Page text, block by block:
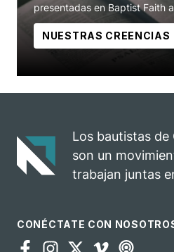
presentadas en Baptist Faith
NUESTRAS CREENCIAS
Los bautistas
son un
trabajan juntas
CONÉCTATE CON